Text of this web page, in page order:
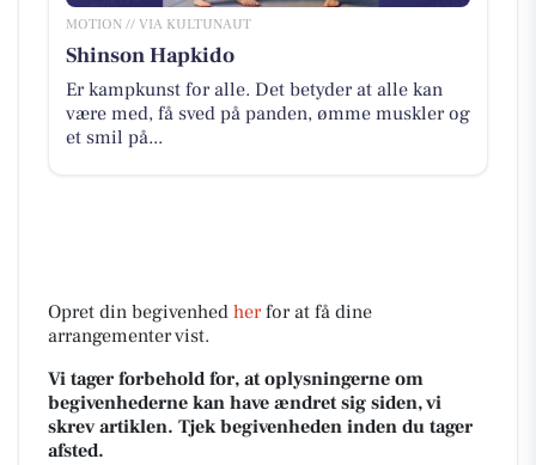
MOTION // VIA KULTUNAUT
Shinson Hapkido
Er kampkunst for alle. Det betyder at alle kan
være med, få sved på panden, ømme muskler og
et smil på...
Opret din begivenhed herfor at få dine
arrangementer vist.
Vi tager forbehold for, at oplysningerne om
begivenhederne kan have ændret sig siden, vi
skrev artiklen. Tjek begivenheden inden du tager
afsted.